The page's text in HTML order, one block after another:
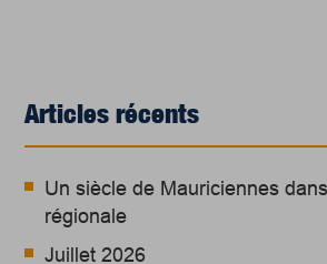
Articles récents
Un siècle de Mauriciennes
régionale
Juillet 2026